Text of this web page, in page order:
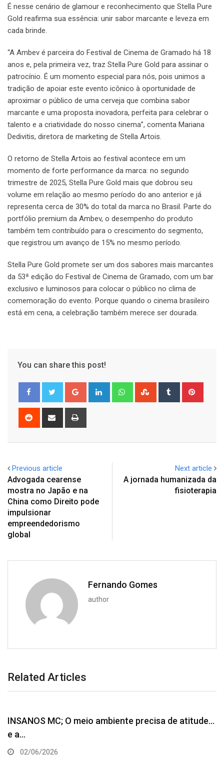
É nesse cenário de glamour e reconhecimento que Stella Pure
Gold reafirma sua essência: unir sabor marcante e leveza em
cada brinde.
“A Ambev é parceira do Festival de Cinema de Gramado há 18
anos e, pela primeira vez, traz Stella Pure Gold para assinar o
patrocínio. É um momento especial para nós, pois unimos a
tradição de apoiar este evento icônico à oportunidade de
aproximar o público de uma cerveja que combina sabor
marcante e uma proposta inovadora, perfeita para celebrar o
talento e a criatividade do nosso cinema”, comenta Mariana
Dedivitis, diretora de marketing de Stella Artois.
O retorno de Stella Artois ao festival acontece em um
momento de forte performance da marca: no segundo
trimestre de 2025, Stella Pure Gold mais que dobrou seu
volume em relação ao mesmo período do ano anterior e já
representa cerca de 30% do total da marca no Brasil. Parte do
portfólio premium da Ambev, o desempenho do produto
também tem contribuído para o crescimento do segmento,
que registrou um avanço de 15% no mesmo período.
Stella Pure Gold promete ser um dos sabores mais marcantes
da 53ª edição do Festival de Cinema de Gramado, com um bar
exclusivo e luminosos para colocar o público no clima de
comemoração do evento. Porque quando o cinema brasileiro
está em cena, a celebração também merece ser dourada.
You can share this post!
Google+ LinkedIn WhatsappStumbleUpon
Tumblr
Reddit
Share
Previous article
Advogada cearense
mostra no Japão e na
China como Direito pode
impulsionar
empreendedorismo
global
Next article
A jornada humanizada da
fisioterapia
Fernando Gomes
author
Related Articles
INSANOS MC; O meio ambiente precisa de atitude…
e a…
02/06/2026